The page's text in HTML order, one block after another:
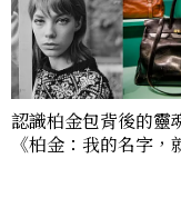
認識柏金包背後的靈
《柏金：我的名字，